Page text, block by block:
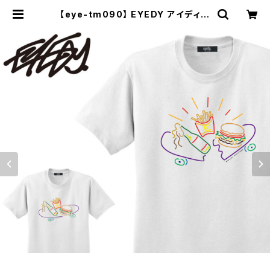
【eye-tm090】 EYEDY アイディー
シャツ XL XXL XXXL 半袖Tシャツ
デザイン プリント Tシャツ 半袖 | セ
レクトショップ【P.C.H】